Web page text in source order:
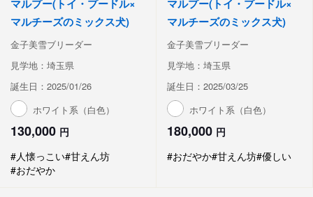
マルプー(トイ・プードル×
マルチーズのミックス犬)
金子美雪ブリーダー
見学地：埼玉県
誕生日：2025/01/26
ホワイト系（白色）
130,000 円
#人懐っこい#甘えん坊
#おだやか
マルプー(トイ・プードル×
マルチーズのミックス犬)
金子美雪ブリーダー
見学地：埼玉県
誕生日：2025/03/25
ホワイト系（白色）
180,000 円
#おだやか#甘えん坊#優しい